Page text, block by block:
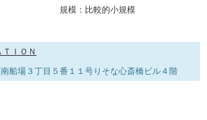
規模：比較的小規模
ＩＯＮ
船場３丁目５番１１号りそな心斎橋ビル４階